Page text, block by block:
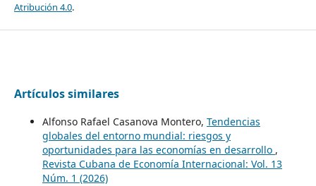
Atribución 4.0.
Artículos similares
Alfonso Rafael Casanova Montero, Tendencias
globales del entorno mundial: riesgos y
oportunidades para las economías en desarrollo ,
Revista Cubana de Economía Internacional: Vol. 13
Núm. 1 (2026)